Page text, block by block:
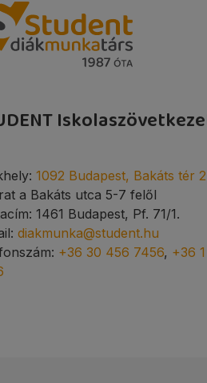
1092 Budapest, Bakáts tér
a Bakáts utca 5-7 felől
1461 Budapest, Pf. 71/1.
diakmunka@student.hu
+36 30 456 7456, +36